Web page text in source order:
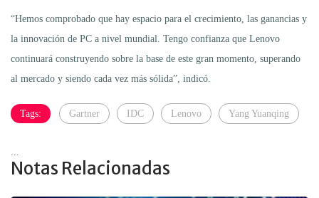
“Hemos comprobado que hay espacio para el crecimiento, las ganancias y
la innovación de PC a nivel mundial. Tengo confianza que Lenovo
continuará construyendo sobre la base de este gran momento, superando
al mercado y siendo cada vez más sólida”, indicó.
Tags: Gartner IDC Lenovo Yang Yuanqing
Notas Relacionadas